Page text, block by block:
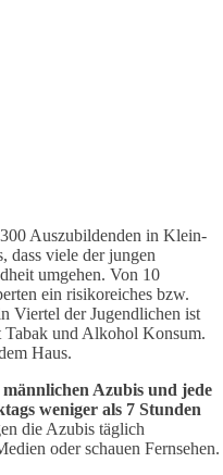
Auszubildenden in Klein-
dass viele der jungen
umgehen. Von 10
ein risikoreiches bzw.
Viertel der Jugendlichen ist
und Alkohol Konsum.
Haus.
Azubis und jede
weniger als 7 Stunden
die Azubis täglich
oder schauen Fernsehen.